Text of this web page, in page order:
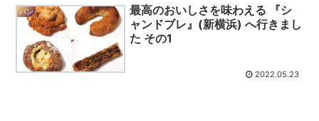
パン
最高のおいしさを味わえる 『シ
ャンドブレ』(新横浜) へ行きまし
た その1
2022.05.23